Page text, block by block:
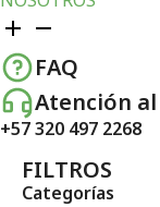
FAQ
Atención
+57 320 497 2268
FILTROS
Categorías